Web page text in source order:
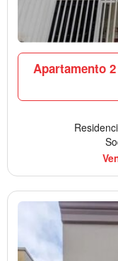
Apartamento